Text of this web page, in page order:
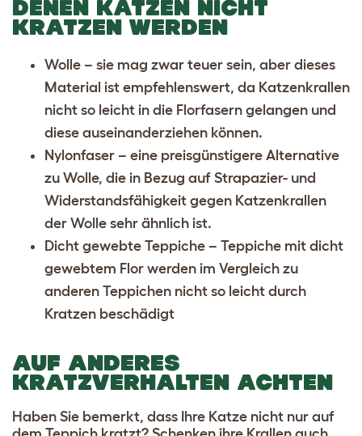
DENEN KATZEN NICHT
KRATZEN WERDEN
Wolle – sie mag zwar teuer sein, aber dieses
Material ist empfehlenswert, da Katzenkrallen
nicht so leicht in die Florfasern gelangen und
diese auseinanderziehen können.
Nylonfaser – eine preisgünstigere Alternative
zu Wolle, die in Bezug auf Strapazier- und
Widerstandsfähigkeit gegen Katzenkrallen
der Wolle sehr ähnlich ist.
Dicht gewebte Teppiche – Teppiche mit dicht
gewebtem Flor werden im Vergleich zu
anderen Teppichen nicht so leicht durch
Kratzen beschädigt
AUF ANDERES
KRATZVERHALTEN ACHTEN
Haben Sie bemerkt, dass Ihre Katze nicht nur auf